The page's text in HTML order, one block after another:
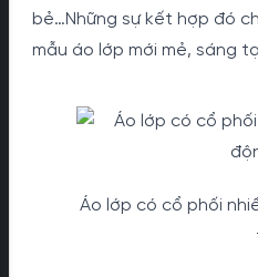
bẻ…Những sự kết hợp đó
mẫu áo lớp mới mẻ, sáng
Áo lớp có cổ phối